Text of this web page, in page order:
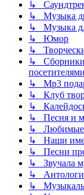
↳
↳ Музыка
↳ Музыка
↳ Юмор
↳
↳ Сборники
↳ Mp3
↳ Клуб
↳
↳ Песня и
↳ Любимые
↳ Наши
↳ Песни
↳ Звучала
↳
↳